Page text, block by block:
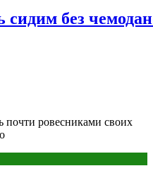
без
почти ровесниками своих